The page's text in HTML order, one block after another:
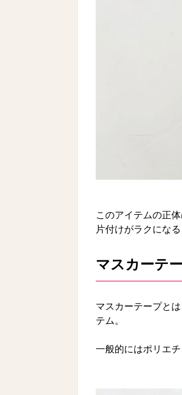
このアイテムの正
片付けがラクにな
マスカーテ
マスカーテープと
テム。
一般的にはポリエ